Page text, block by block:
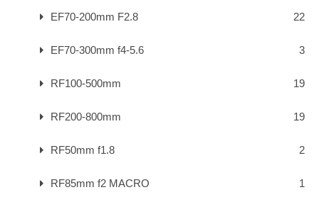
EF70-200mm F2.8 22
EF70-300mm f4-5.6 3
RF100-500mm 19
RF200-800mm 19
RF50mm f1.8 2
RF85mm f2 MACRO 1